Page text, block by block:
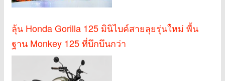
ลุ้น Honda Gorilla 125 มินิไบค์สายลุยรุ่นใหม่ พื้น
ฐาน Monkey 125 ที่บึกบึนกว่า